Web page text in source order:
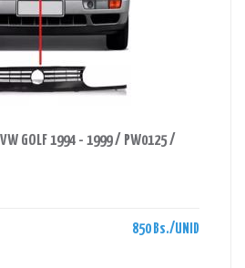
VW GOLF 1994 - 1999 / PW0125 /
850 Bs./UNID